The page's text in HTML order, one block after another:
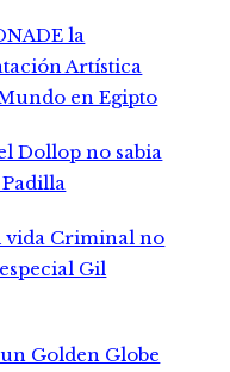
la
Artística
en Egipto
Dollop no sabia
vida Criminal no
Gil
Golden Globe